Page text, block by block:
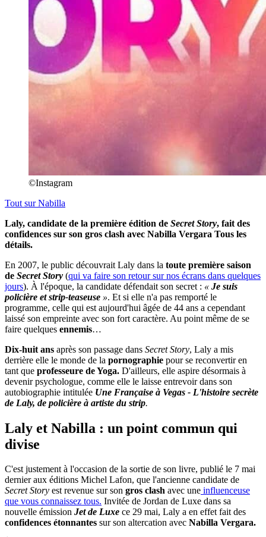
©Instagram
Tout surNabilla
Laly, candidate de la première édition de Secret Story, fait des
confidences sur son gros clash avec Nabilla Vergara Tous les
détails.
En 2007, le public découvrait Laly dans la toute première saison
de Secret Story (qui va faire son retour sur nos écrans dans quelques
jours). À l'époque, la candidate défendait son secret : « Je suis
policière et strip-teaseuse ». Et si elle n'a pas remporté le
programme, celle qui est aujourd'hui âgée de 44 ans a cependant
laissé son empreinte avec son fort caractère. Au point même de se
faire quelques ennemis…
Dix-huit ans après son passage dans Secret Story, Laly a mis
derrière elle le monde de la pornographie pour se reconvertir en
tant que professeure de Yoga. D'ailleurs, elle aspire désormais à
devenir psychologue, comme elle le laisse entrevoir dans son
autobiographie intitulée Une Française à Vegas - L'histoire secrète
de Laly, de policière à artiste du strip.
Laly et Nabilla : un point commun qui
divise
C'est justement à l'occasion de la sortie de son livre, publié le 7 mai
dernier aux éditions Michel Lafon, que l'ancienne candidate de
Secret Story est revenue sur son gros clash avec une influenceuse
que vous connaissez tous. Invitée de Jordan de Luxe dans sa
nouvelle émission Jet de Luxe ce 29 mai, Laly a en effet fait des
confidences étonnantes sur son altercation avec Nabilla Vergara.